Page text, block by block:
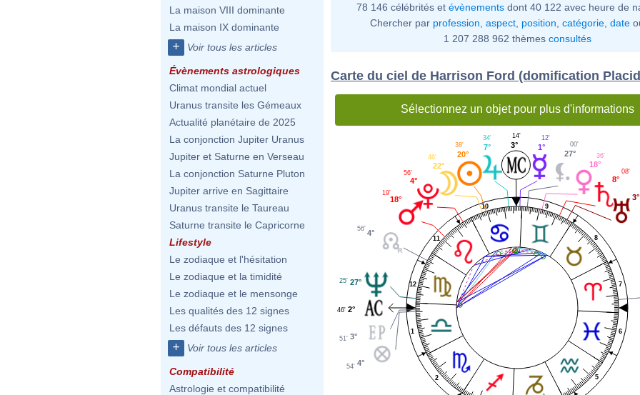
La maison VIII dominante
La maison IX dominante
+ Voir tous les articles
Évènements astrologiques
Climat mondial actuel
Uranus transite les Gémeaux
Actualité planétaire de 2025
La conjonction Jupiter Uranus
Jupiter et Saturne en Verseau
La conjonction Saturne Pluton
Jupiter arrive en Sagittaire
Uranus transite le Taureau
Saturne transite le Capricorne
Lifestyle
Le zodiaque et l'hésitation
Le zodiaque et la timidité
Le zodiaque et le mensonge
Les qualités des 12 signes
Les défauts des 12 signes
+ Voir tous les articles
Compatibilité
Astrologie et compatibilité
78 146 célébrités et évènements dont 40 122 avec heure de
Chercher par profession aspect position catégorie date
1 207 288 962 thèmes consultés
Carte du ciel de Harrison Ford (domification
Sélectionnez un objet pour plus d'informations
1
2 5
6
7
8
9
10
11
12
3°
8°
08'
18°
36'
27°
00'
1°
12'
3°
14'
7°
34'
20°
38'
22°
46'
4°
56'
18°
19'
4°
56'
27°
25'
2°
46'
3°
51'
4°
54'